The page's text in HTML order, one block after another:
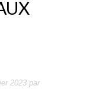
2023 par